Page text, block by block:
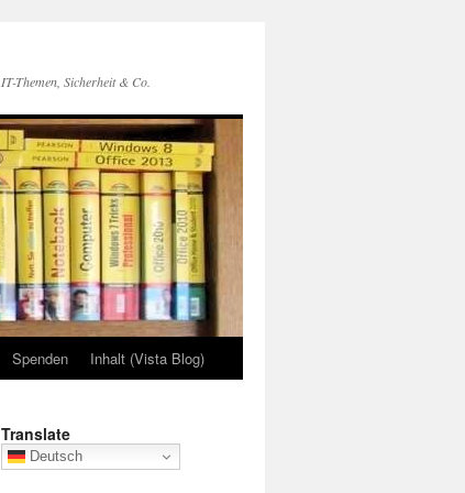
IT-Themen, Sicherheit & Co.
Spenden Inhalt (Vista Blog)
Translate
Deutsch